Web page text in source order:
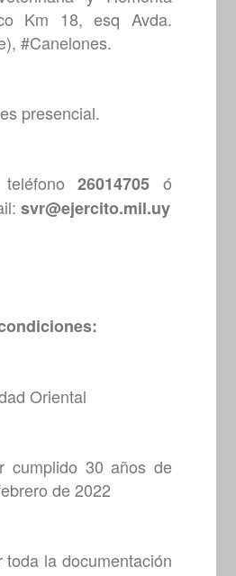
Km 18, esq Avda.
#Canelones.
presencial.
teléfono26014705 ó
svr@ejercito.mil.uy
Oriental
cumplido 30 años de
de 2022
toda la documentación